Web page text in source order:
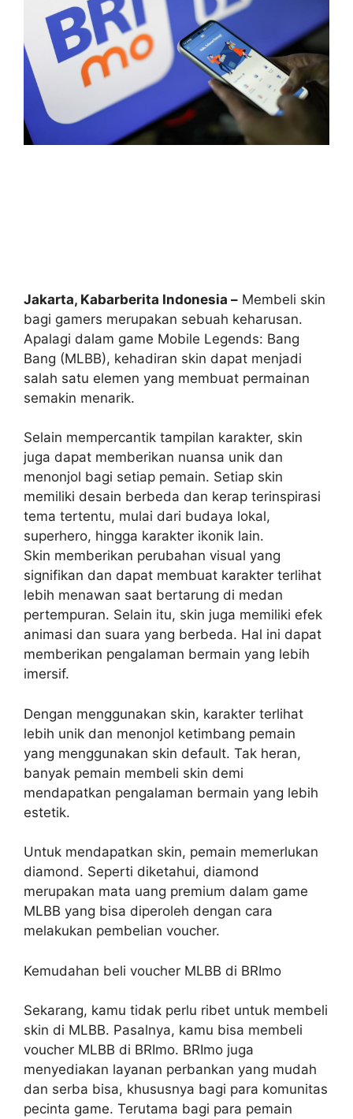
Jakarta, Kabarberita Indonesia – Membeli skin
bagi gamers merupakan sebuah keharusan.
Apalagi dalam game Mobile Legends: Bang
Bang (MLBB), kehadiran skin dapat menjadi
salah satu elemen yang membuat permainan
semakin menarik.
Selain mempercantik tampilan karakter, skin
juga dapat memberikan nuansa unik dan
menonjol bagi setiap pemain. Setiap skin
memiliki desain berbeda dan kerap terinspirasi
tema tertentu, mulai dari budaya lokal,
superhero, hingga karakter ikonik lain.
Skin memberikan perubahan visual yang
signifikan dan dapat membuat karakter terlihat
lebih menawan saat bertarung di medan
pertempuran. Selain itu, skin juga memiliki efek
animasi dan suara yang berbeda. Hal ini dapat
memberikan pengalaman bermain yang lebih
imersif.
Dengan menggunakan skin, karakter terlihat
lebih unik dan menonjol ketimbang pemain
yang menggunakan skin default. Tak heran,
banyak pemain membeli skin demi
mendapatkan pengalaman bermain yang lebih
estetik.
Untuk mendapatkan skin, pemain memerlukan
diamond. Seperti diketahui, diamond
merupakan mata uang premium dalam game
MLBB yang bisa diperoleh dengan cara
melakukan pembelian voucher.
Kemudahan beli voucher MLBB di BRImo
Sekarang, kamu tidak perlu ribet untuk membeli
skin di MLBB. Pasalnya, kamu bisa membeli
voucher MLBB di BRImo. BRImo juga
menyediakan layanan perbankan yang mudah
dan serba bisa, khususnya bagi para komunitas
pecinta game. Terutama bagi para pemain